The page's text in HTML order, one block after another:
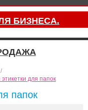
БИЗНЕСА.
/
для папок
папок